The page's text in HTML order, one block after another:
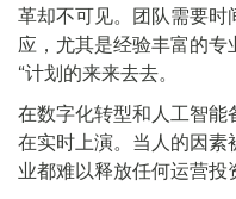
革却不可见。团队需要
应，尤其是经验丰富的专
“计划的来来去去。
在数字化转型和人工智能
在实时上演。当人的因素
业都难以释放任何运营投